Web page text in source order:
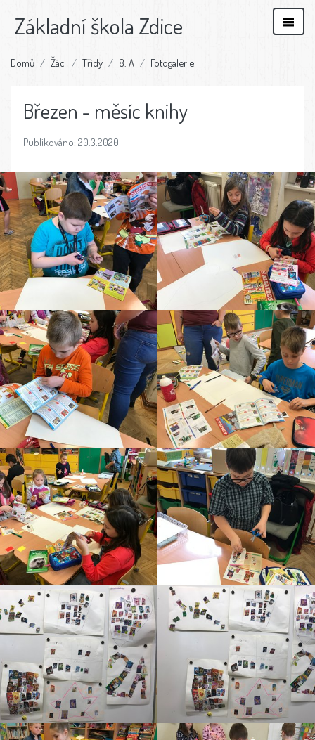
Základní škola Zdice
Domů Žáci Třídy 8. A Fotogalerie
Březen - měsíc knihy
Publikováno: 20.3.2020